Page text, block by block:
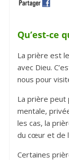
Qu’est-ce
La prière est
avec Dieu.
nous pour
La prière peut
mentale,
les cas, la
du cœur et de
Certaines